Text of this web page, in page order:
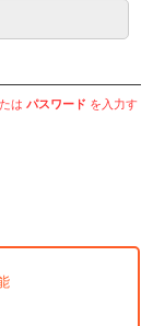
はパスワード を入力す